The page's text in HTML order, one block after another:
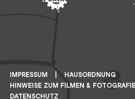
IMPRESSUM
HAUSORDNUNG
HINWEISE ZUM FILMEN &
DATENSCHUTZ